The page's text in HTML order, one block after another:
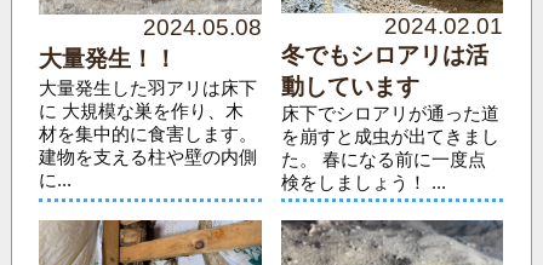
2024.05.08
大量発生！！
大量発生した羽アリは床下
に 大規模な巣を作り、木
材を集中的に食害します。
建物を支える柱や壁の内側
に...
2024.02.01
冬でもシロアリは活
動しています
床下でシロアリが通った道
を崩すと成虫が出てきまし
た。 春になる前に一度点
検をしましょう！ ...